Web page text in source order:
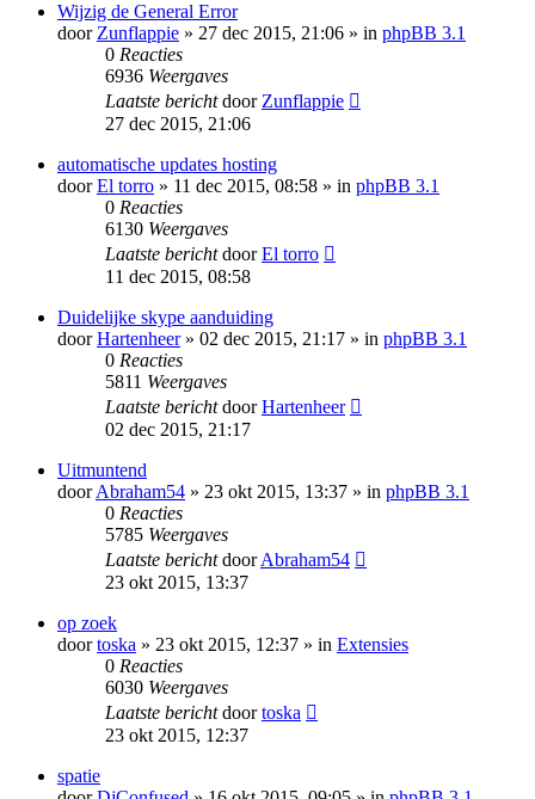
Wijzig de General Error
doorZunflappie » 27 dec 2015, 21:06 » in phpBB 3.1
0 Reacties
6936 Weergaves
Laatste berichtdoorZunflappie
27 dec 2015, 21:06
automatische updates hosting
doorEl torro » 11 dec 2015, 08:58 » in phpBB 3.1
0 Reacties
6130 Weergaves
Laatste berichtdoorEl torro
11 dec 2015, 08:58
Duidelijke skype aanduiding
doorHartenheer» 02 dec 2015, 21:17 » in phpBB 3.1
0 Reacties
5811 Weergaves
Laatste berichtdoorHartenheer
02 dec 2015, 21:17
Uitmuntend
doorAbraham54 » 23 okt 2015, 13:37 » in phpBB 3.1
0 Reacties
5785 Weergaves
Laatste berichtdoorAbraham54
23 okt 2015, 13:37
op zoek
doortoska » 23 okt 2015, 12:37 » in Extensies
0 Reacties
6030 Weergaves
Laatste berichtdoortoska
23 okt 2015, 12:37
spatie